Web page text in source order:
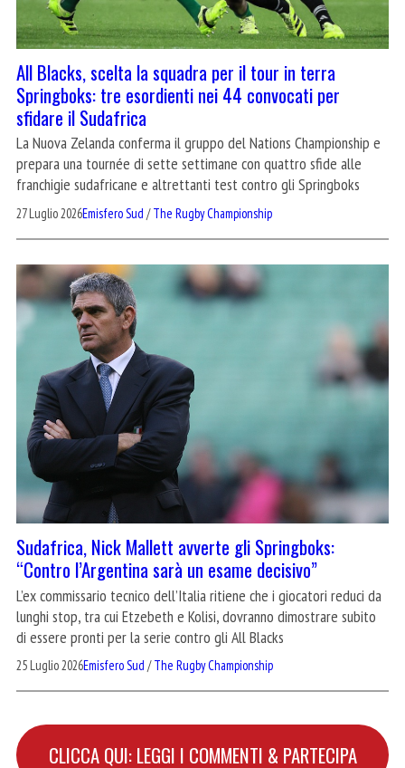
All Blacks, scelta la squadra per il tour in terra
Springboks: tre esordienti nei 44 convocati per
sfidare il Sudafrica
La Nuova Zelanda conferma il gruppo del Nations Championship e
prepara una tournée di sette settimane con quattro sfide alle
franchigie sudafricane e altrettanti test contro gli Springboks
27 Luglio 2026Emisfero Sud /The Rugby Championship
Sudafrica, Nick Mallett avverte gli Springboks:
“Contro l’Argentina sarà un esame decisivo”
L’ex commissario tecnico dell’Italia ritiene che i giocatori reduci da
lunghi stop, tra cui Etzebeth e Kolisi, dovranno dimostrare subito
di essere pronti per la serie contro gli All Blacks
25 Luglio 2026Emisfero Sud /The Rugby Championship
CLICCA QUI: LEGGI I COMMENTI & PARTECIPA